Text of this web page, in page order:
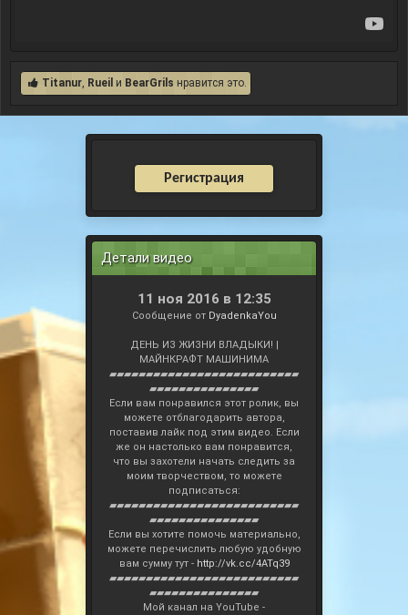
Titanur, Rueil и BearGrils нравится это.
Регистрация
Детали видео
11 ноя 2016 в 12:35
Сообщение от DyadenkaYou
ДЕНЬ ИЗ ЖИЗНИ ВЛАДЫКИ! |
МАЙНКРАФТ МАШИНИМА
▰▰▰▰▰▰▰▰▰▰▰▰▰▰▰▰▰▰▰▰▰▰▰▰▰▰
▰▰▰▰▰▰▰▰▰▰▰▰▰▰▰
Если вам понравился этот ролик, вы
можете отблагодарить автора,
поставив лайк под этим видео. Если
же он настолько вам понравится,
что вы захотели начать следить за
моим творчеством, то можете
подписаться:
▰▰▰▰▰▰▰▰▰▰▰▰▰▰▰▰▰▰▰▰▰▰▰▰▰▰
▰▰▰▰▰▰▰▰▰▰▰▰▰▰▰
Если вы хотите помочь материально,
можете перечислить любую удобную
вам сумму тут - http://vk.cc/4ATq39
▰▰▰▰▰▰▰▰▰▰▰▰▰▰▰▰▰▰▰▰▰▰▰▰▰▰
▰▰▰▰▰▰▰▰▰▰▰▰▰▰▰
Мой канал на YouTube -